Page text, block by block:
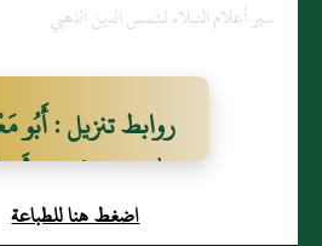
سير أعلام النبلاء لشمس الدين الذهبي
روابط تنزيل : أَبُو
اللهِ بنُ سَخْبَرَةَ
الكُوْفِيُّ (ع)
اضغط هنا للطباعة